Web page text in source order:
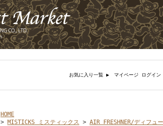
お気に入り一覧 ▶︎ マイページ ログイ
HOME
> MISTICKS ミスティックス > AIR FRESHNER/ディフュ